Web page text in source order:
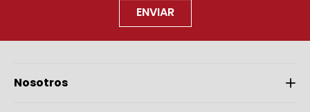
ENVIAR
Nosotros